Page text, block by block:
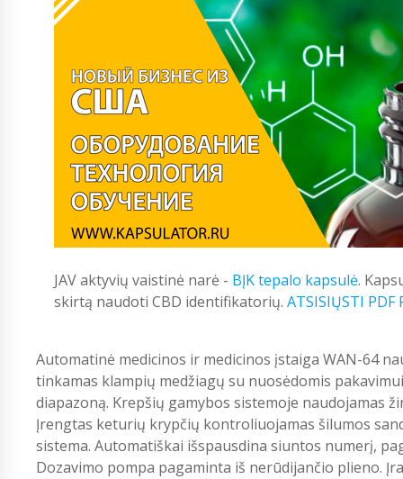
JAV aktyvių vaistinė narė - BĮK tepalo kapsulė.
skirtą naudoti CBD identifikatorių. ATSISIŲSTI PDF
Automatinė medicinos ir medicinos įstaiga WAN-64
tinkamas klampių medžiagų su nuosėdomis
diapazoną. Krepšių gamybos sistemoje naudojamas
Įrengtas keturių krypčių kontroliuojamas šilumos
sistema. Automatiškai išspausdina siuntos numerį,
Dozavimo pompa pagaminta iš nerūdijančio plieno.